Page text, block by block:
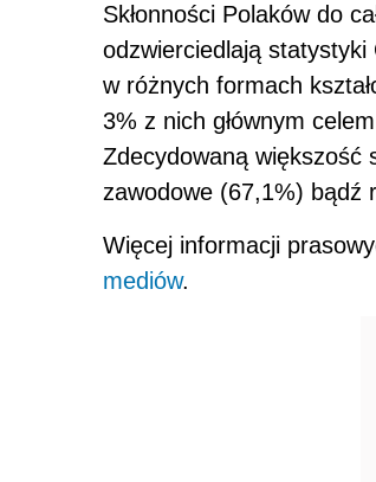
Skłonności Polaków do
odzwierciedlają
w różnych formach
3% z nich głównym
Zdecydowaną większość
zawodowe (67,1%) bądź
Więcej informacji
mediów.